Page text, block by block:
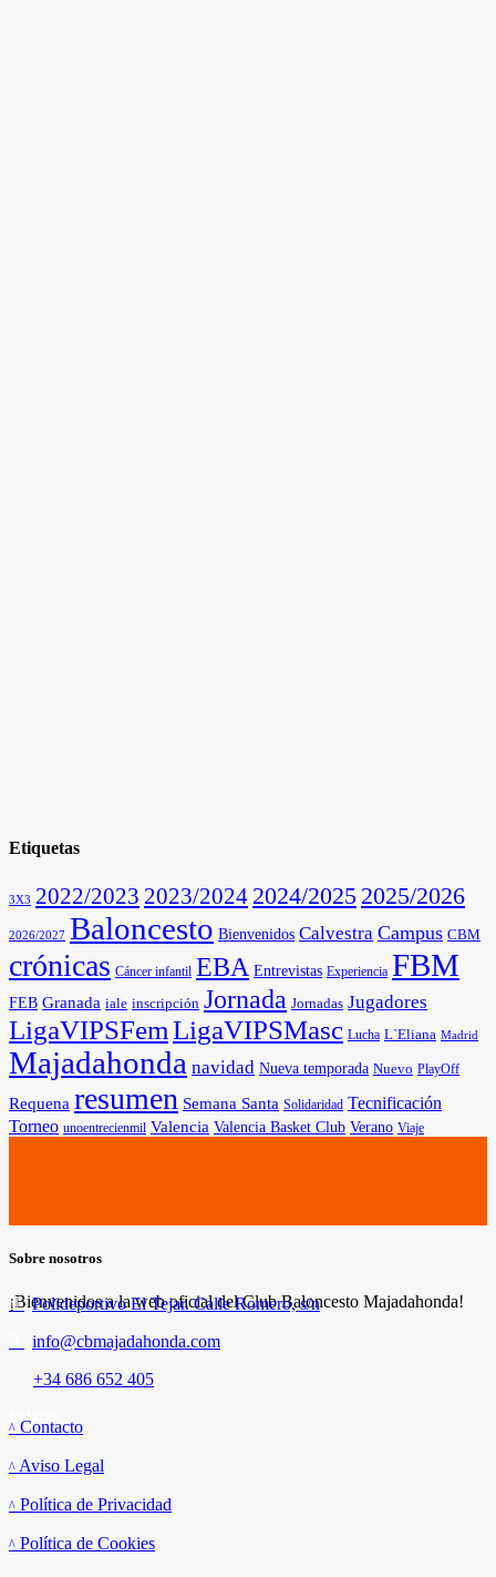
Etiquetas
3X3 2022/2023 2023/2024 2024/2025 2025/2026
2026/2027 Baloncesto Bienvenidos Calvestra Campus CBM
crónicas Cáncer infantil EBA Entrevistas Experiencia FBM
FEB Granada iale inscripción Jornada Jornadas Jugadores
LigaVIPSFemLigaVIPSMasc Lucha L`Eliana Madrid
Majadahonda navidad Nueva temporada Nuevo PlayOff
Requena resumen Semana Santa Solidaridad Tecnificación
Torneo unoentrecienmil Valencia Valencia Basket Club Verano Viaje
Sobre nosotros
¡Bienvenidos a la web oficial del Club Baloncesto Majadahonda!
Polideportivo El Tejar. Calle Romero, s/n
info@cbmajadahonda.com
+34 686 652 405
Contacto
Aviso Legal
Política de Privacidad
Política de Cookies